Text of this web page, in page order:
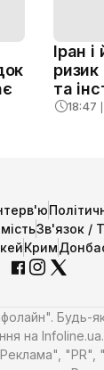
Іран
та
18:47 ❘
Зв'язок /
Крим
на